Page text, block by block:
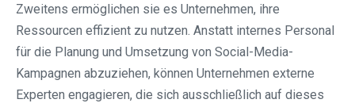
Zweitens ermöglichen sie es Unternehmen, ihre
Ressourcen effizient zu nutzen. Anstatt internes Personal
für die Planung und Umsetzung von Social-Media-
Kampagnen abzuziehen, können Unternehmen externe
Experten engagieren, die sich ausschließlich auf dieses